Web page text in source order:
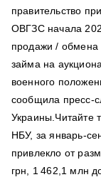
правительство
ОВГЗС начала
продажи / обмена
займа на
военного
сообщила пресс-
Украины.Читайте
НБУ, за январь-
привлекло от
грн, 1 462,1 млн